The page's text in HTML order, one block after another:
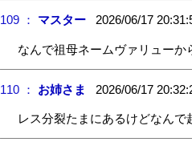
109 ： マスター2026/06/17
なんで祖母ネームヴァリュー
110 ： お姉さま 2026/06/17
レス分裂たまにあるけどなんで